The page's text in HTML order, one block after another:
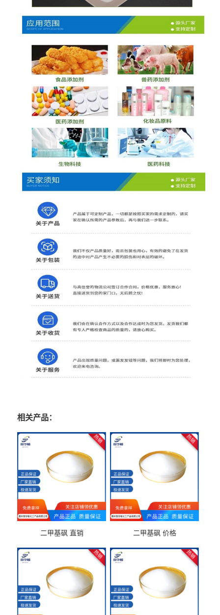
相关产品：
二甲基砜 直销 二甲基砜 价格